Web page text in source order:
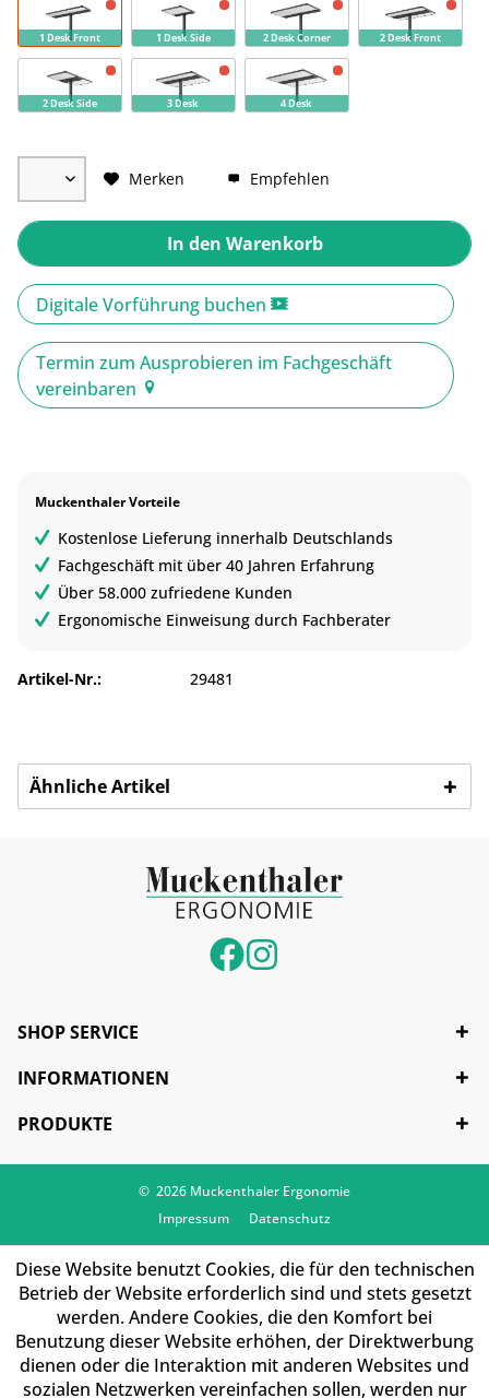
1 Desk Front 1 Desk Side 2 Desk Corner 2 Desk Front
2 Desk Side 3 Desk 4 Desk
Merken Empfehlen
In den Warenkorb
Digitale Vorführung buchen
Termin zum Ausprobieren im Fachgeschäft
vereinbaren
Muckenthaler Vorteile
Kostenlose Lieferung innerhalb Deutschlands
Fachgeschäft mit über 40 Jahren Erfahrung
Über 58.000 zufriedene Kunden
Ergonomische Einweisung durch Fachberater
Artikel-Nr.: 29481
Ähnliche Artikel
SHOP SERVICE
INFORMATIONEN
PRODUKTE
© 2026 Muckenthaler Ergonomie
Impressum
Datenschutz
Diese Website benutzt Cookies, die für den technischen
Betrieb der Website erforderlich sind und stets gesetzt
werden. Andere Cookies, die den Komfort bei
Benutzung dieser Website erhöhen, der Direktwerbung
dienen oder die Interaktion mit anderen Websites und
sozialen Netzwerken vereinfachen sollen, werden nur